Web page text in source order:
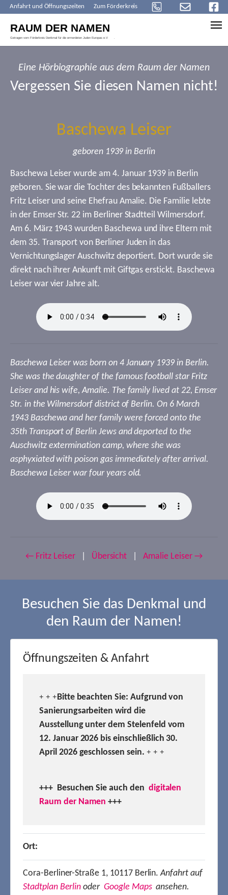
Anfahrt und Öffnungszeiten Zum Förderkreis
Eine Hörbiographie aus dem Raum der Namen
Vergessen Sie diesen Namen nicht!
Baschewa Leiser
geboren 1939 in Berlin
Baschewa Leiser wurde am 4. Januar 1939 in Berlin
geboren. Sie war die Tochter des bekannten Fußballers
Fritz Leiser und seine Ehefrau Amalie. Die Familie lebte
in der Emser Str. 22 im Berliner Stadtteil Wilmersdorf.
Am 6. März 1943 wurden Baschewa und ihre Eltern mit
dem 35. Transport von Berliner Juden in das
Vernichtungslager Auschwitz deportiert. Dort wurde sie
direkt nach ihrer Ankunft mit Giftgas erstickt. Baschewa
Leiser war vier Jahre alt.
Baschewa Leiser was born on 4 January 1939 in Berlin.
She was the daughter of the famous football star Fritz
Leiser and his wife, Amalie. The family lived at 22, Emser
Str. in the Wilmersdorf district of Berlin. On 6 March
1943 Baschewa and her family were forced onto the
35th Transport of Berlin Jews and deported to the
Auschwitz extermination camp, where she was
asphyxiated with poison gas immediately after arrival.
Baschewa Leiser war four years old.
← Fritz Leiser Übersicht Amalie Leiser →
Besuchen Sie das Denkmal und
den Raum der Namen!
Öffnungszeiten & Anfahrt
+ + +Bitte beachten Sie: Aufgrund von
Sanierungsarbeiten wird die
Ausstellung unter dem Stelenfeld vom
12. Januar 2026 bis einschließlich 30.
April 2026 geschlossen sein. + + +
+++ Besuchen Sie auch den digitalen
Raum der Namen +++
Ort:
Cora-Berliner-Straße 1, 10117 Berlin.Anfahrt auf
Stadtplan Berlin oder Google Mapsansehen.